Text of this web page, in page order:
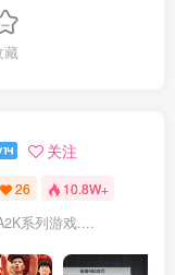
藏
关注
26 10.8W+
系列游戏....